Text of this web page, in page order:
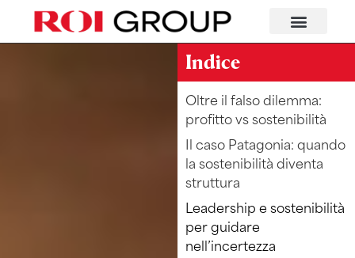
Indice
Oltre il falso dilemma:
profitto vs sostenibilità
Il caso Patagonia: quando
la sostenibilità diventa
struttura
Leadership e sostenibilità
per guidare
nell’incertezza